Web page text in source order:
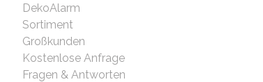
DekoAlarm
Sortiment
Großkunden
Kostenlose Anfrage
Fragen & Antworten